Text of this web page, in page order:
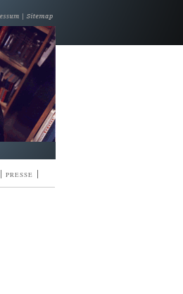
| PRESSE |